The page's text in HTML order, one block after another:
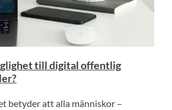
till digital offentlig
betyder att alla människor –